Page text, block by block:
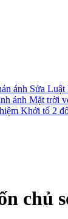
ánh Sửa Luật
ảnh Mặt trời
Khởi tố 2
chủ